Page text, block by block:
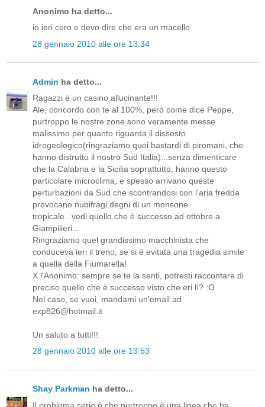
Anonimo ha detto...
io ieri cero e devo dire che era un macello
28 gennaio 2010 alle ore 13:34
Admin ha detto...
Ragazzi è un casino allucinante!!!
Ale, concordo con te al 100%, però come dice Peppe,
purtroppo le nostre zone sono veramente messe
malissimo per quanto riguarda il dissesto
idrogeologico(ringraziamo quei bastardi di piromani, che
hanno distrutto il nostro Sud Italia)...senza dimenticare
che la Calabria e la Sicilia soprattutto, hanno questo
particolare microclima, e spesso arrivano queste
perturbazioni da Sud che scontrandosi con l'aria fredda
provocano nubifragi degni di un monsone
tropicale...vedi quello che è successo ad ottobre a
Giampilieri...
Ringraziamo quel grandissimo macchinista che
conduceva ieri il treno, se si è evitata una tragedia simile
a quella della Fiumarella!
X l'Anonimo: sempre se te la senti, potresti raccontare di
preciso quello che è successo visto che eri lì? :O
Nel caso, se vuoi, mandami un'email ad
exp826@hotmail.it
Un saluto a tutti!!!
28 gennaio 2010 alle ore 13:53
Shay Parkman ha detto...
Il problema serio è che purtroppo è una linea che ha